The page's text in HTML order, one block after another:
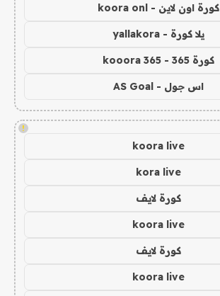
كورة اون لاين - koora onl
يلا كورة - yallakora
كورة 365 - kooora 365
اس جول - AS Goal
!
koora live
kora live
كورة لايف
koora live
كورة لايف
koora live